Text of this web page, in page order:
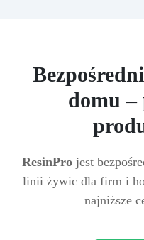
domu –
ResinPro jest
linii żywic dla firm i
najniższe